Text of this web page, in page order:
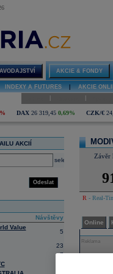
AKCIE & FONDY
INDEXY A FUTURES AKCIE
DAX 26 319,45 0,69% CZK/€
AKCIÍ
select
Odeslat
Návštěvy
Value
5
23
7
Závěr
R - Real-
Online
Reklama